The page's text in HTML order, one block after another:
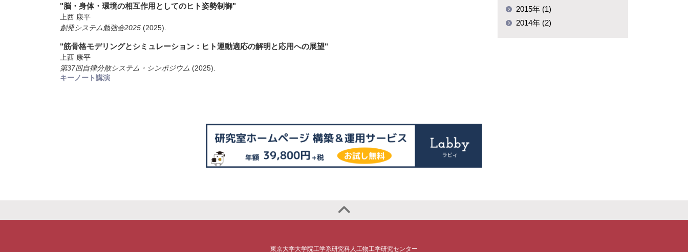
"脳・身体・環境の相互作用としてのヒト姿勢制御"
上西 康平
創発システム勉強会2025 (2025)
"筋骨格モデリングとシミュレーション：ヒト運動適応の解明と応用への展望"
上西 康平
第37回自律分散システム・シンポジウム (2025)
キーノート講演
2015年 (1)
2014年 (2)
東京大学大学院工学系研究科人工物工学研究センター